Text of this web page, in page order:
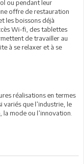
ou pendant leur
offre de restauration
les boissons déjà
Wi-fi, des tablettes
de travailler au
à se relaxer et à se
réalisations en termes
variés que l’industrie, le
la mode ou l’innovation.